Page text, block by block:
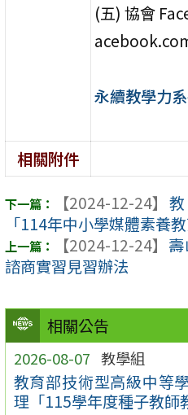
相關公告
2026-08-07 教學組
教育部技術型高級中等
理「115學年度種子教師
(五) 協會
永續教學力
相關附件
【2024-12-24】
「114年中小學媒體素養
【2024-12-24】
諮商實習見習辦法